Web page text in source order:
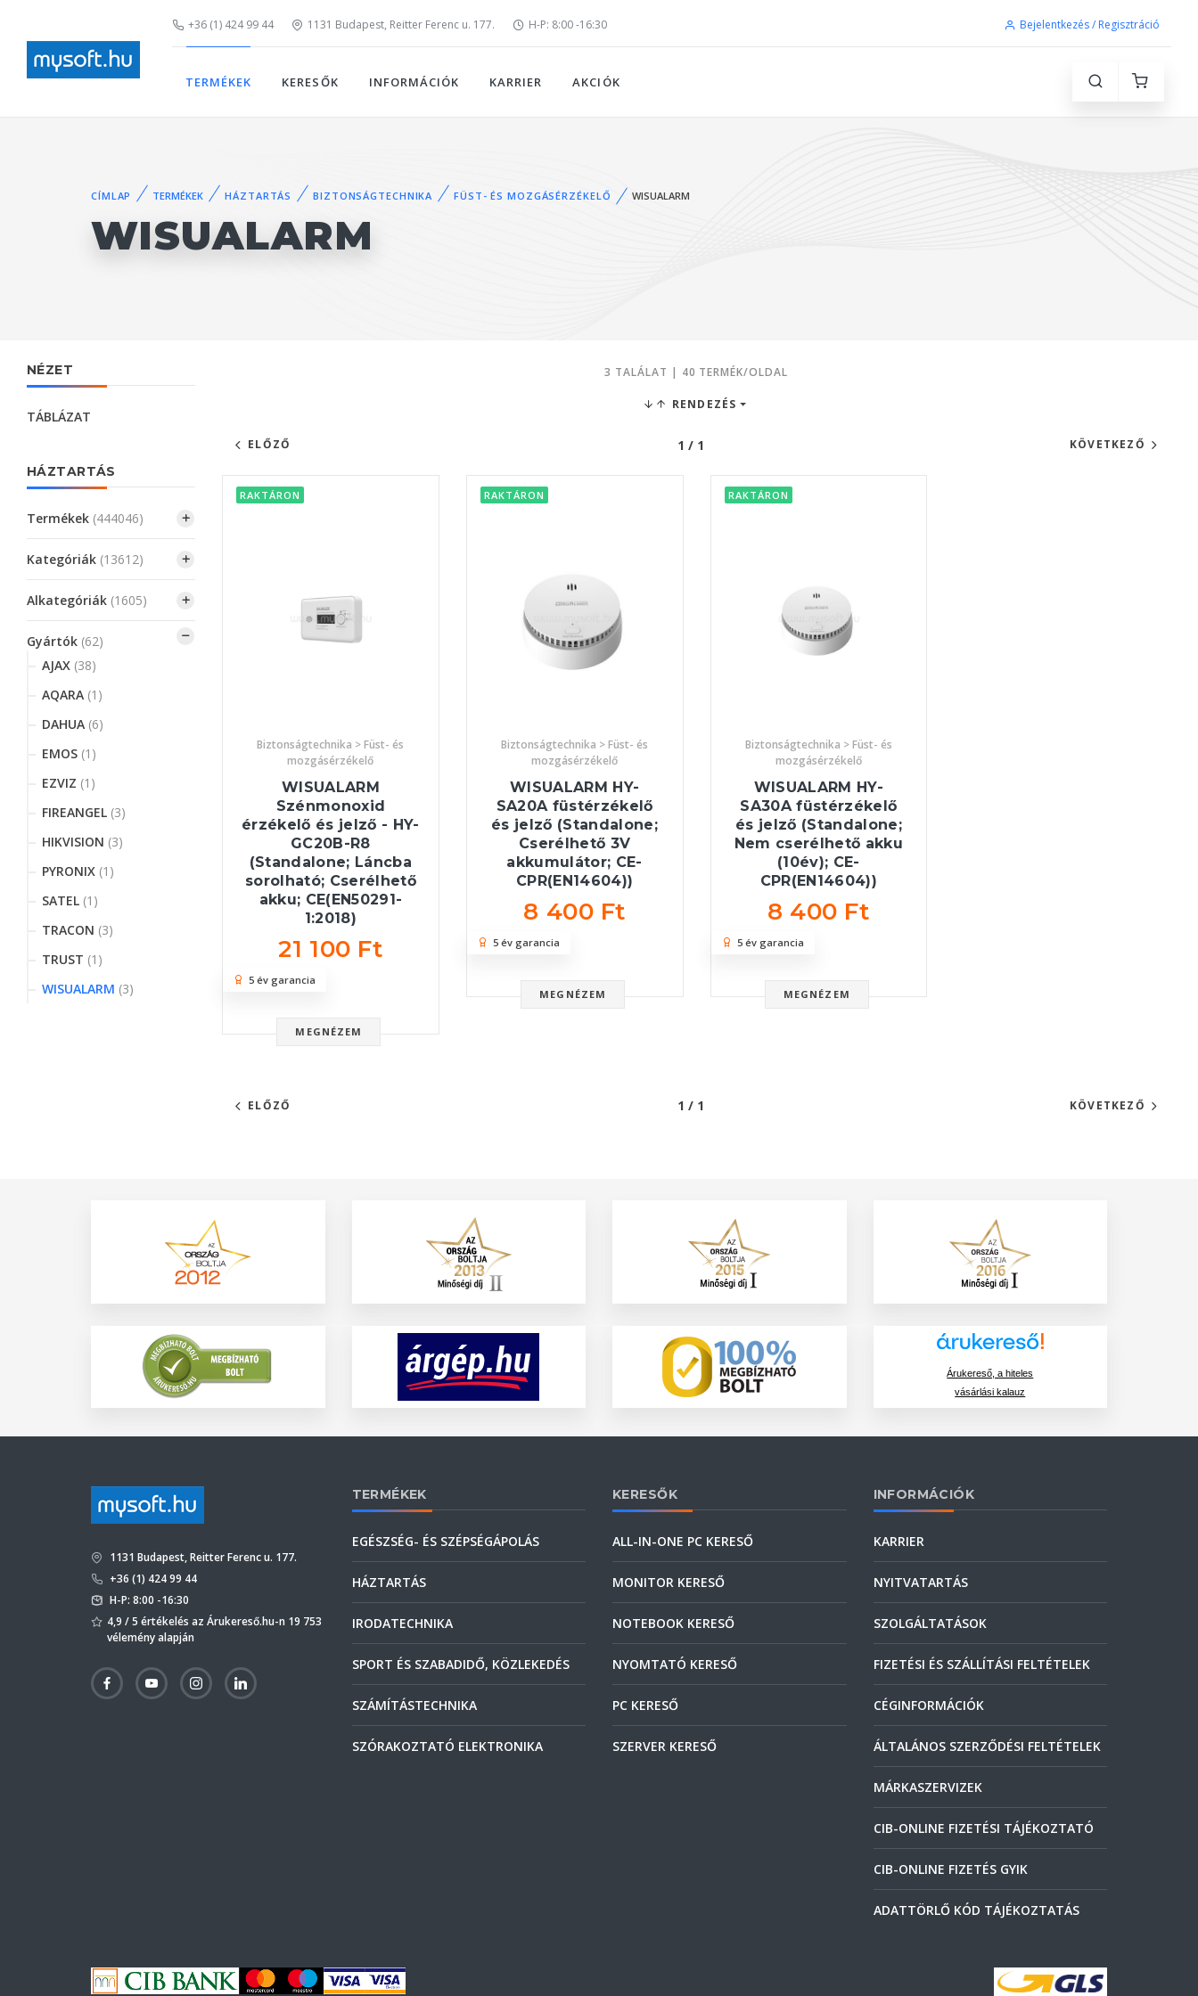
+36 (1) 424 99 44 1131 Budapest, Reitter Ferenc u. 177. H-P: 8:00 -16:30 Bejelentkezés / Regisztráció
TERMÉKEK KERESŐK INFORMÁCIÓK KARRIER AKCIÓK
CÍMLAP TERMÉKEK HÁZTARTÁS BIZTONSÁGTECHNIKA FÜST- ÉS MOZGÁSÉRZÉKELŐ WISUALARM
WISUALARM
NÉZET
TÁBLÁZAT
HÁZTARTÁS
Termékek (444046)
Kategóriák (13612)
Alkategóriák (1605)
Gyártók (62)
AJAX (38)
AQARA (1)
DAHUA (6)
EMOS (1)
EZVIZ (1)
FIREANGEL (3)
HIKVISION (3)
PYRONIX (1)
SATEL (1)
TRACON (3)
TRUST (1)
WISUALARM (3)
3 TALÁLAT | 40 TERMÉK/OLDAL
RENDEZÉS
ELŐZŐ 1 / 1 KÖVETKEZŐ
RAKTÁRON
Biztonságtechnika > Füst- és
mozgásérzékelő
WISUALARM
Szénmonoxid
érzékelő és jelző - HY-
GC20B-R8
(Standalone; Láncba
sorolható; Cserélhető
akku; CE(EN50291-
1:2018)
21 100 Ft
MEGNÉZEM
5 év garancia
RAKTÁRON
Biztonságtechnika > Füst- és
mozgásérzékelő
WISUALARM HY-
SA20A füstérzékelő
és jelző (Standalone;
Cserélhető 3V
akkumulátor; CE-
CPR(EN14604))
8 400 Ft
MEGNÉZEM
5 év garancia
RAKTÁRON
Biztonságtechnika > Füst- és
mozgásérzékelő
WISUALARM HY-
SA30A füstérzékelő
és jelző (Standalone;
Nem cserélhető akku
(10év); CE-
CPR(EN14604))
8 400 Ft
MEGNÉZEM
5 év garancia
ELŐZŐ 1 / 1 KÖVETKEZŐ
Árukereső, a hiteles
vásárlási kalauz
1131 Budapest, Reitter Ferenc u. 177.
+36 (1) 424 99 44
H-P: 8:00 -16:30
4,9 / 5 értékelés az Árukereső.hu-n 19 753
vélemény alapján
TERMÉKEK
EGÉSZSÉG- ÉS SZÉPSÉGÁPOLÁS
HÁZTARTÁS
IRODATECHNIKA
SPORT ÉS SZABADIDŐ, KÖZLEKEDÉS
SZÁMÍTÁSTECHNIKA
SZÓRAKOZTATÓ ELEKTRONIKA
KERESŐK
ALL-IN-ONE PC KERESŐ
MONITOR KERESŐ
NOTEBOOK KERESŐ
NYOMTATÓ KERESŐ
PC KERESŐ
SZERVER KERESŐ
INFORMÁCIÓK
KARRIER
NYITVATARTÁS
SZOLGÁLTATÁSOK
FIZETÉSI ÉS SZÁLLÍTÁSI FELTÉTELEK
CÉGINFORMÁCIÓK
ÁLTALÁNOS SZERZŐDÉSI FELTÉTELEK
MÁRKASZERVIZEK
CIB-ONLINE FIZETÉSI TÁJÉKOZTATÓ
CIB-ONLINE FIZETÉS GYIK
ADATTÖRLŐ KÓD TÁJÉKOZTATÁS